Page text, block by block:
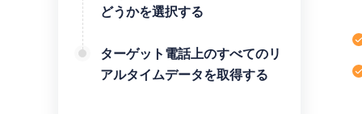
どうかを選択する
ターゲット電話上のすべてのリ
アルタイムデータを取得する